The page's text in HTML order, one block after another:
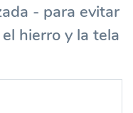
- para evitar
hierro y la tela